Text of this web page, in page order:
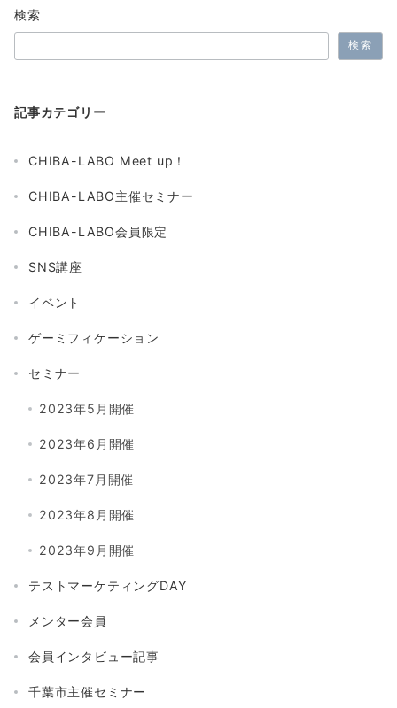
検索
検索
記事カテゴリー
CHIBA-LABO Meet up！
CHIBA-LABO主催セミナー
CHIBA-LABO会員限定
SNS講座
イベント
ゲーミフィケーション
セミナー
2023年5月開催
2023年6月開催
2023年7月開催
2023年8月開催
2023年9月開催
テストマーケティングDAY
メンター会員
会員インタビュー記事
千葉市主催セミナー